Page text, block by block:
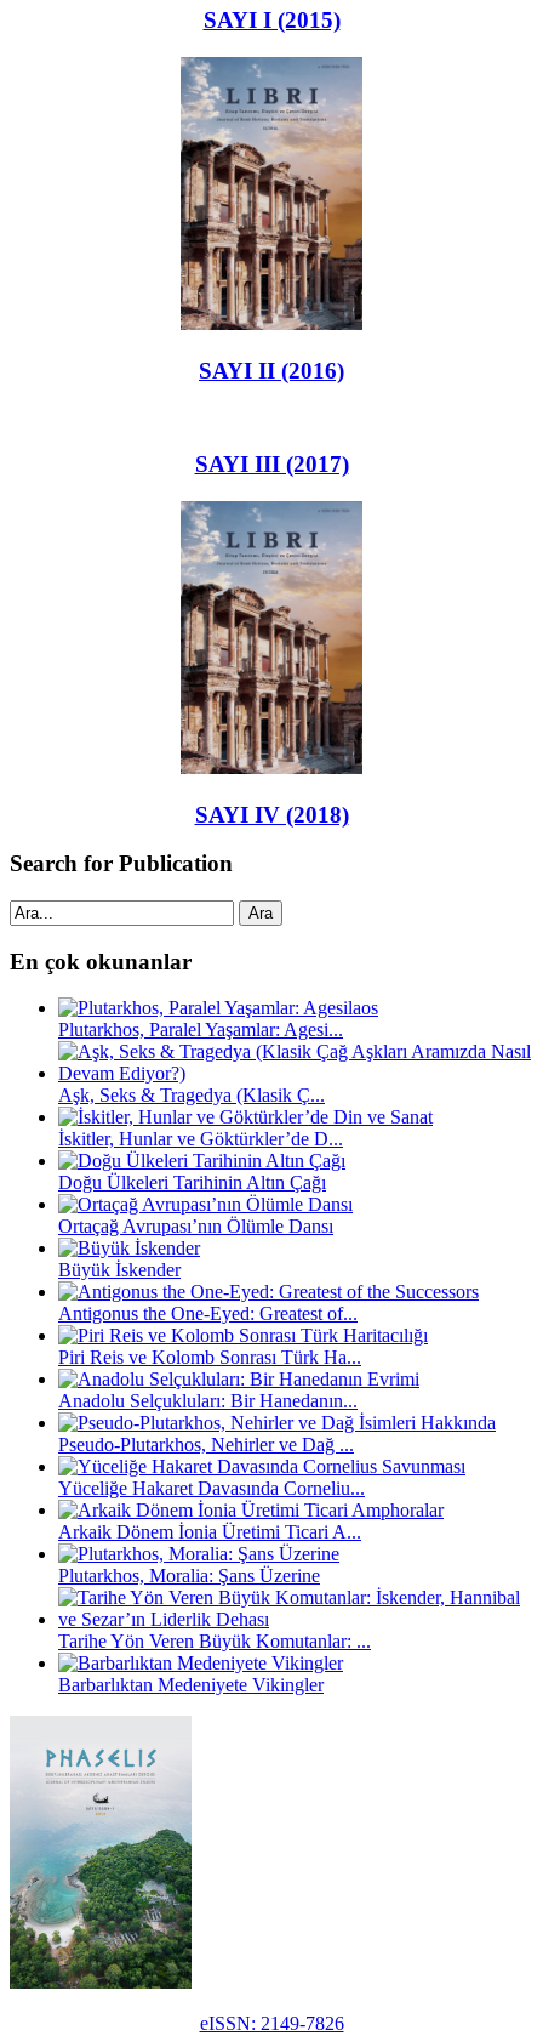
SAYI I (2015)
SAYI II (2016)
SAYI III (2017)
SAYI IV (2018)
Search for Publication
Ara
En çok okunanlar
Plutarkhos, Paralel Yaşamlar: Agesi...
Aşk, Seks & Tragedya (Klasik Ç...
İskitler, Hunlar ve Göktürkler’de D...
Doğu Ülkeleri Tarihinin Altın Çağı
Ortaçağ Avrupası’nın Ölümle Dansı
Büyük İskender
Antigonus the One-Eyed: Greatest of...
Piri Reis ve Kolomb Sonrası Türk Ha...
Anadolu Selçukluları: Bir Hanedanın...
Pseudo-Plutarkhos, Nehirler ve Dağ ...
Yüceliğe Hakaret Davasında Corneliu...
Arkaik Dönem İonia Üretimi Ticari A...
Plutarkhos, Moralia: Şans Üzerine
Tarihe Yön Veren Büyük Komutanlar: ...
Barbarlıktan Medeniyete Vikingler
eISSN: 2149-7826